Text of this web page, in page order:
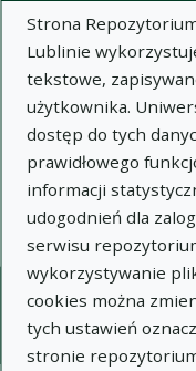
Strona
Lublinie
tekstowe,
użytkownika.
dostęp do tych
prawidłowego
informacji
udogodnień dla
serwisu
wykorzystywanie
cookies można
tych ustawień
stronie
Repozytorium
Przyrodniczego